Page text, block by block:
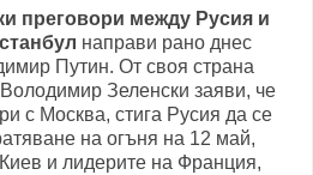
преговори между Русия и
направи рано днес
Путин. От своя страна
Зеленски заяви, че
с Москва, стига Русия да се
на огъня на 12 май,
и лидерите на Франция,